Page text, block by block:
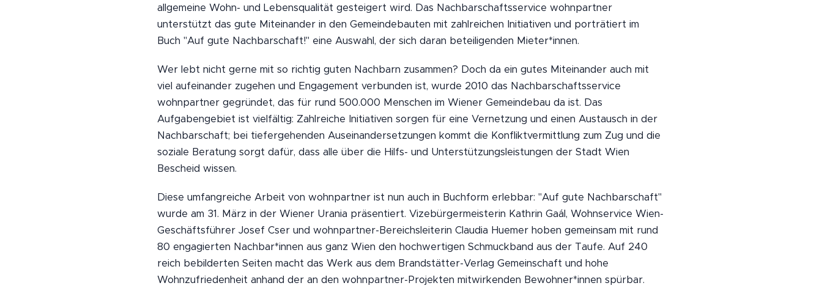
allgemeine Wohn- und Lebensqualität gesteigert wird. Das Nachbarschaftsservice wohnpartner
unterstützt das gute Miteinander in den Gemeindebauten mit zahlreichen Initiativen und porträtiert im
Buch "Auf gute Nachbarschaft!" eine Auswahl, der sich daran beteiligenden Mieter*innen.
Wer lebt nicht gerne mit so richtig guten Nachbarn zusammen? Doch da ein gutes Miteinander auch mit
viel aufeinander zugehen und Engagement verbunden ist, wurde 2010 das Nachbarschaftsservice
wohnpartner gegründet, das für rund 500.000 Menschen im Wiener Gemeindebau da ist. Das
Aufgabengebiet ist vielfältig: Zahlreiche Initiativen sorgen für eine Vernetzung und einen Austausch in der
Nachbarschaft; bei tiefergehenden Auseinandersetzungen kommt die Konfliktvermittlung zum Zug und die
soziale Beratung sorgt dafür, dass alle über die Hilfs- und Unterstützungsleistungen der Stadt Wien
Bescheid wissen.
Diese umfangreiche Arbeit von wohnpartner ist nun auch in Buchform erlebbar: "Auf gute Nachbarschaft"
wurde am 31. März in der Wiener Urania präsentiert. Vizebürgermeisterin Kathrin Gaál, Wohnservice Wien-
Geschäftsführer Josef Cser und wohnpartner-Bereichsleiterin Claudia Huemer hoben gemeinsam mit rund
80 engagierten Nachbar*innen aus ganz Wien den hochwertigen Schmuckband aus der Taufe. Auf 240
reich bebilderten Seiten macht das Werk aus dem Brandstätter-Verlag Gemeinschaft und hohe
Wohnzufriedenheit anhand der an den wohnpartner-Projekten mitwirkenden Bewohner*innen spürbar.